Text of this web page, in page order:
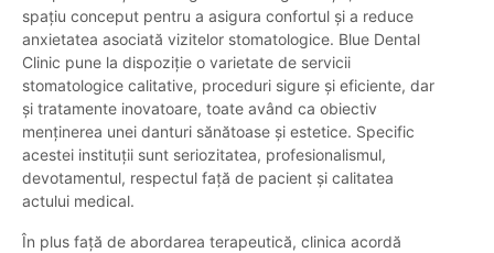
spațiu conceput pentru a asigura confortul și a reduce
anxietatea asociată vizitelor stomatologice. Blue Dental
Clinic pune la dispoziție o varietate de servicii
stomatologice calitative, proceduri sigure și eficiente, dar
și tratamente inovatoare, toate având ca obiectiv
menținerea unei danturi sănătoase și estetice. Specific
acestei instituții sunt seriozitatea, profesionalismul,
devotamentul, respectul față de pacient și calitatea
actului medical.
În plus față de abordarea terapeutică, clinica acordă